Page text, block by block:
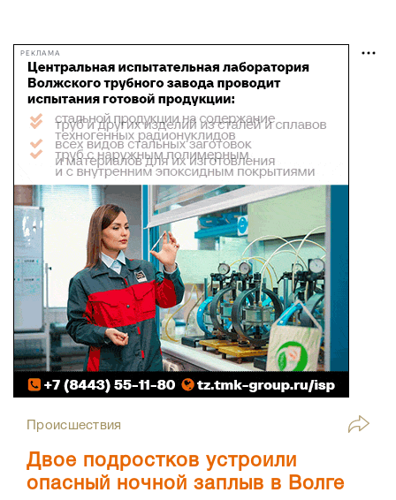
РЕКЛАМА
Происшествия
Двое подростков устроили
опасный ночной заплыв в Волге